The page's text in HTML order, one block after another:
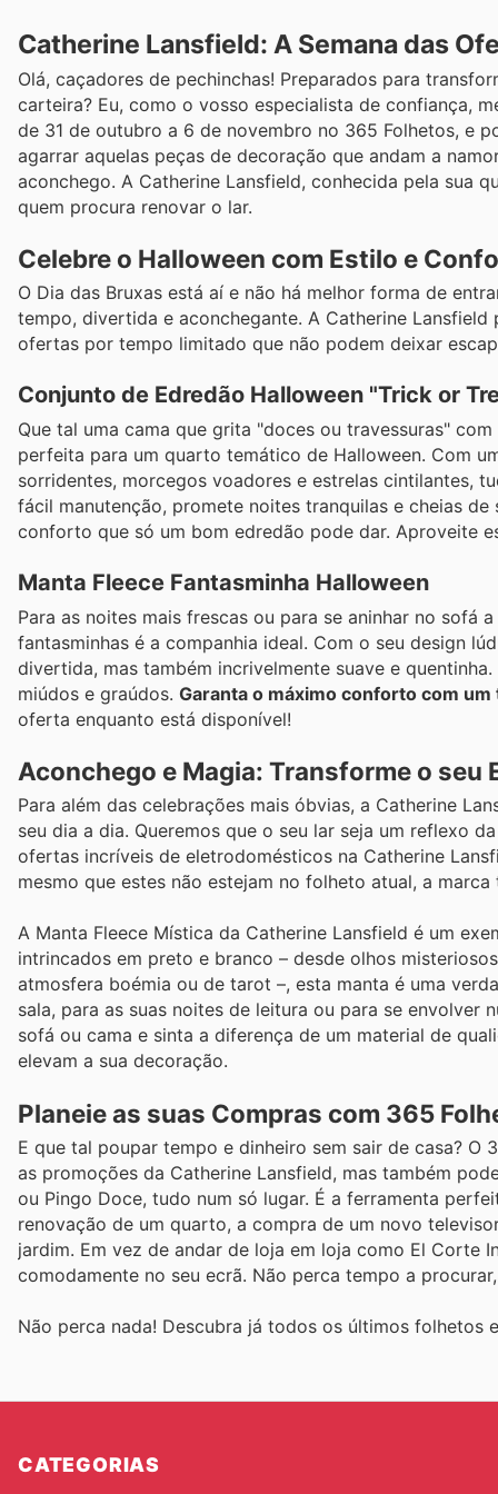
Catherine Lansfield: A Semana das
Olá, caçadores de pechinchas! Preparados para
carteira? Eu, como o vosso especialista de confiança,
de 31 de outubro a 6 de novembro no 365 Folhetos, e
agarrar aquelas peças de decoração que andam a
aconchego. A Catherine Lansfield, conhecida pela sua
quem procura renovar o lar.
Celebre o Halloween com Estilo e
O Dia das Bruxas está aí e não há melhor forma de
tempo, divertida e aconchegante. A Catherine
ofertas por tempo limitado que não podem deixar
Conjunto de Edredão Halloween "Trick or
Que tal uma cama que grita "doces ou travessuras"
perfeita para um quarto temático de Halloween. Com
sorridentes, morcegos voadores e estrelas cintilantes,
fácil manutenção, promete noites tranquilas e cheias
conforto que só um bom edredão pode dar. Aproveite
Manta Fleece Fantasminha Halloween
Para as noites mais frescas ou para se aninhar no sofá
fantasminhas é a companhia ideal. Com o seu design
divertida, mas também incrivelmente suave e
miúdos e graúdos. Garanta o máximo conforto com
oferta enquanto está disponível!
Aconchego e Magia: Transforme o seu
Para além das celebrações mais óbvias, a Catherine
seu dia a dia. Queremos que o seu lar seja um reflexo
ofertas incríveis de eletrodomésticos na Catherine
mesmo que estes não estejam no folheto atual, a
A Manta Fleece Mística da Catherine Lansfield é um
intrincados em preto e branco – desde olhos
atmosfera boémia ou de tarot –, esta manta é uma
sala, para as suas noites de leitura ou para se envolver
sofá ou cama e sinta a diferença de um material de
elevam a sua decoração.
Planeie as suas Compras com 365
E que tal poupar tempo e dinheiro sem sair de casa? O
as promoções da Catherine Lansfield, mas também
ou Pingo Doce, tudo num só lugar. É a ferramenta
renovação de um quarto, a compra de um novo
jardim. Em vez de andar de loja em loja como El Corte
comodamente no seu ecrã. Não perca tempo a
Não perca nada! Descubra já todos os últimos folhetos
CATEGORIAS